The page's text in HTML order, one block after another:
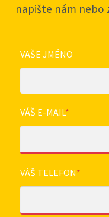
napište nám nebo
VAŠE JMÉNO
VÁŠ E-MAIL*
VÁŠ TELEFON*